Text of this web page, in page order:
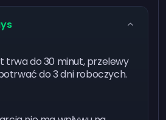
trwa do 30 minut, przelewy
do 3 dni roboczych.